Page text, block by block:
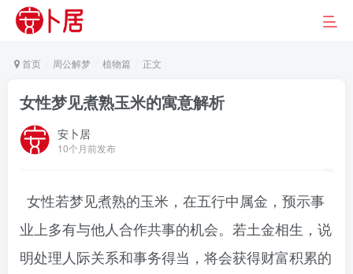
首页 周公解梦 植物篇 正文
女性梦见煮熟玉米的寓意解析
安卜居
10个月前发布
女性若梦见煮熟的玉米，在五行中属金，预示事
业上多有与他人合作共事的机会。若土金相生，说
明处理人际关系和事务得当，将会获得财富积累的